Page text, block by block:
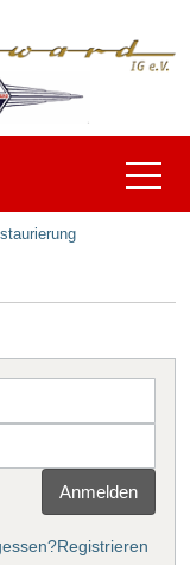
Off-
Anmelden
Registrieren